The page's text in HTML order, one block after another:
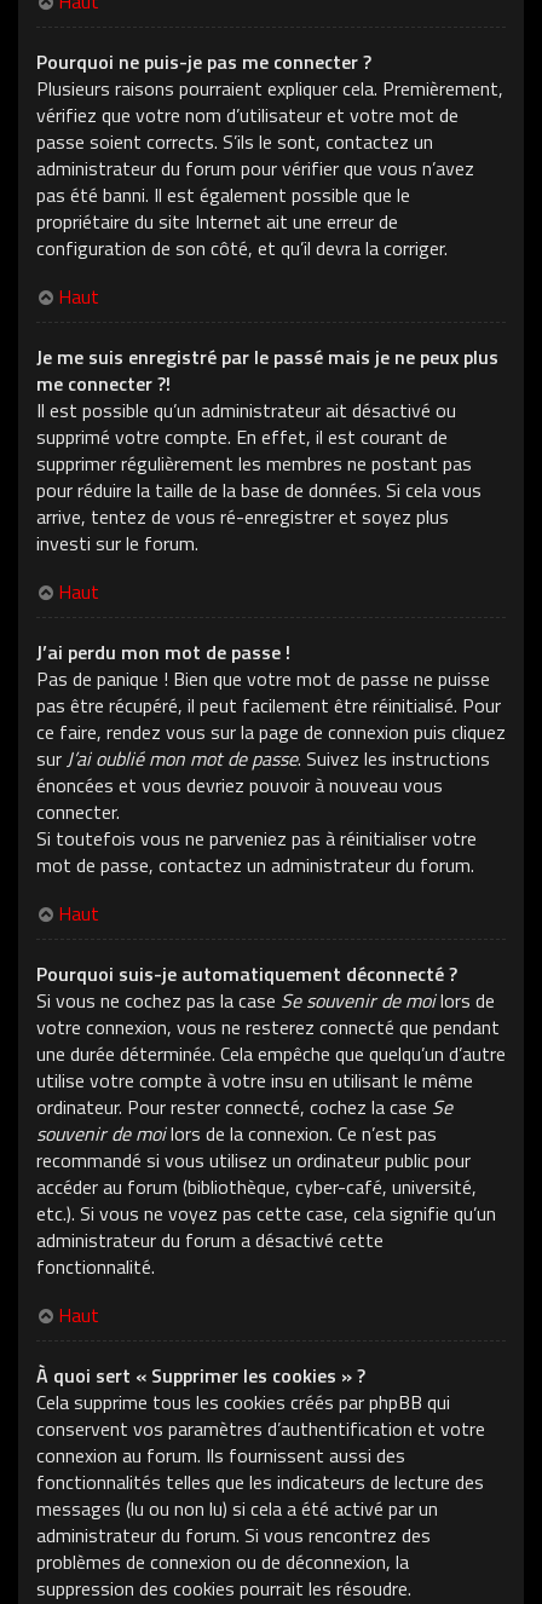
Pourquoi ne puis-je pas me connecter ?
Plusieurs raisons pourraient expliquer cela. Premièrement,
vérifiez que votre nom d’utilisateur et votre mot de
passe soient corrects. S’ils le sont, contactez un
administrateur du forum pour vérifier que vous n’avez
pas été banni. Il est également possible que le
propriétaire du site Internet ait une erreur de
configuration de son côté, et qu’il devra la corriger.
Haut
Je me suis enregistré par le passé mais je ne peux plus
me connecter ?!
Il est possible qu’un administrateur ait désactivé ou
supprimé votre compte. En effet, il est courant de
supprimer régulièrement les membres ne postant pas
pour réduire la taille de la base de données. Si cela vous
arrive, tentez de vous ré-enregistrer et soyez plus
investi sur le forum.
Haut
J’ai perdu mon mot de passe !
Pas de panique ! Bien que votre mot de passe ne puisse
pas être récupéré, il peut facilement être réinitialisé. Pour
ce faire, rendez vous sur la page de connexion puis cliquez
sur J’ai oublié mon mot de passe. Suivez les instructions
énoncées et vous devriez pouvoir à nouveau vous
connecter.
Si toutefois vous ne parveniez pas à réinitialiser votre
mot de passe, contactez un administrateur du forum.
Haut
Pourquoi suis-je automatiquement déconnecté ?
Si vous ne cochez pas la case Se souvenir de moilors de
votre connexion, vous ne resterez connecté que pendant
une durée déterminée. Cela empêche que quelqu’un d’autre
utilise votre compte à votre insu en utilisant le même
ordinateur. Pour rester connecté, cochez la case Se
souvenir de moilors de la connexion. Ce n’est pas
recommandé si vous utilisez un ordinateur public pour
accéder au forum (bibliothèque, cyber-café, université,
etc.). Si vous ne voyez pas cette case, cela signifie qu’un
administrateur du forum a désactivé cette
fonctionnalité.
Haut
À quoi sert « Supprimer les cookies » ?
Cela supprime tous les cookies créés par phpBB qui
conservent vos paramètres d’authentification et votre
connexion au forum. Ils fournissent aussi des
fonctionnalités telles que les indicateurs de lecture des
messages (lu ou non lu) si cela a été activé par un
administrateur du forum. Si vous rencontrez des
problèmes de connexion ou de déconnexion, la
suppression des cookies pourrait les résoudre.